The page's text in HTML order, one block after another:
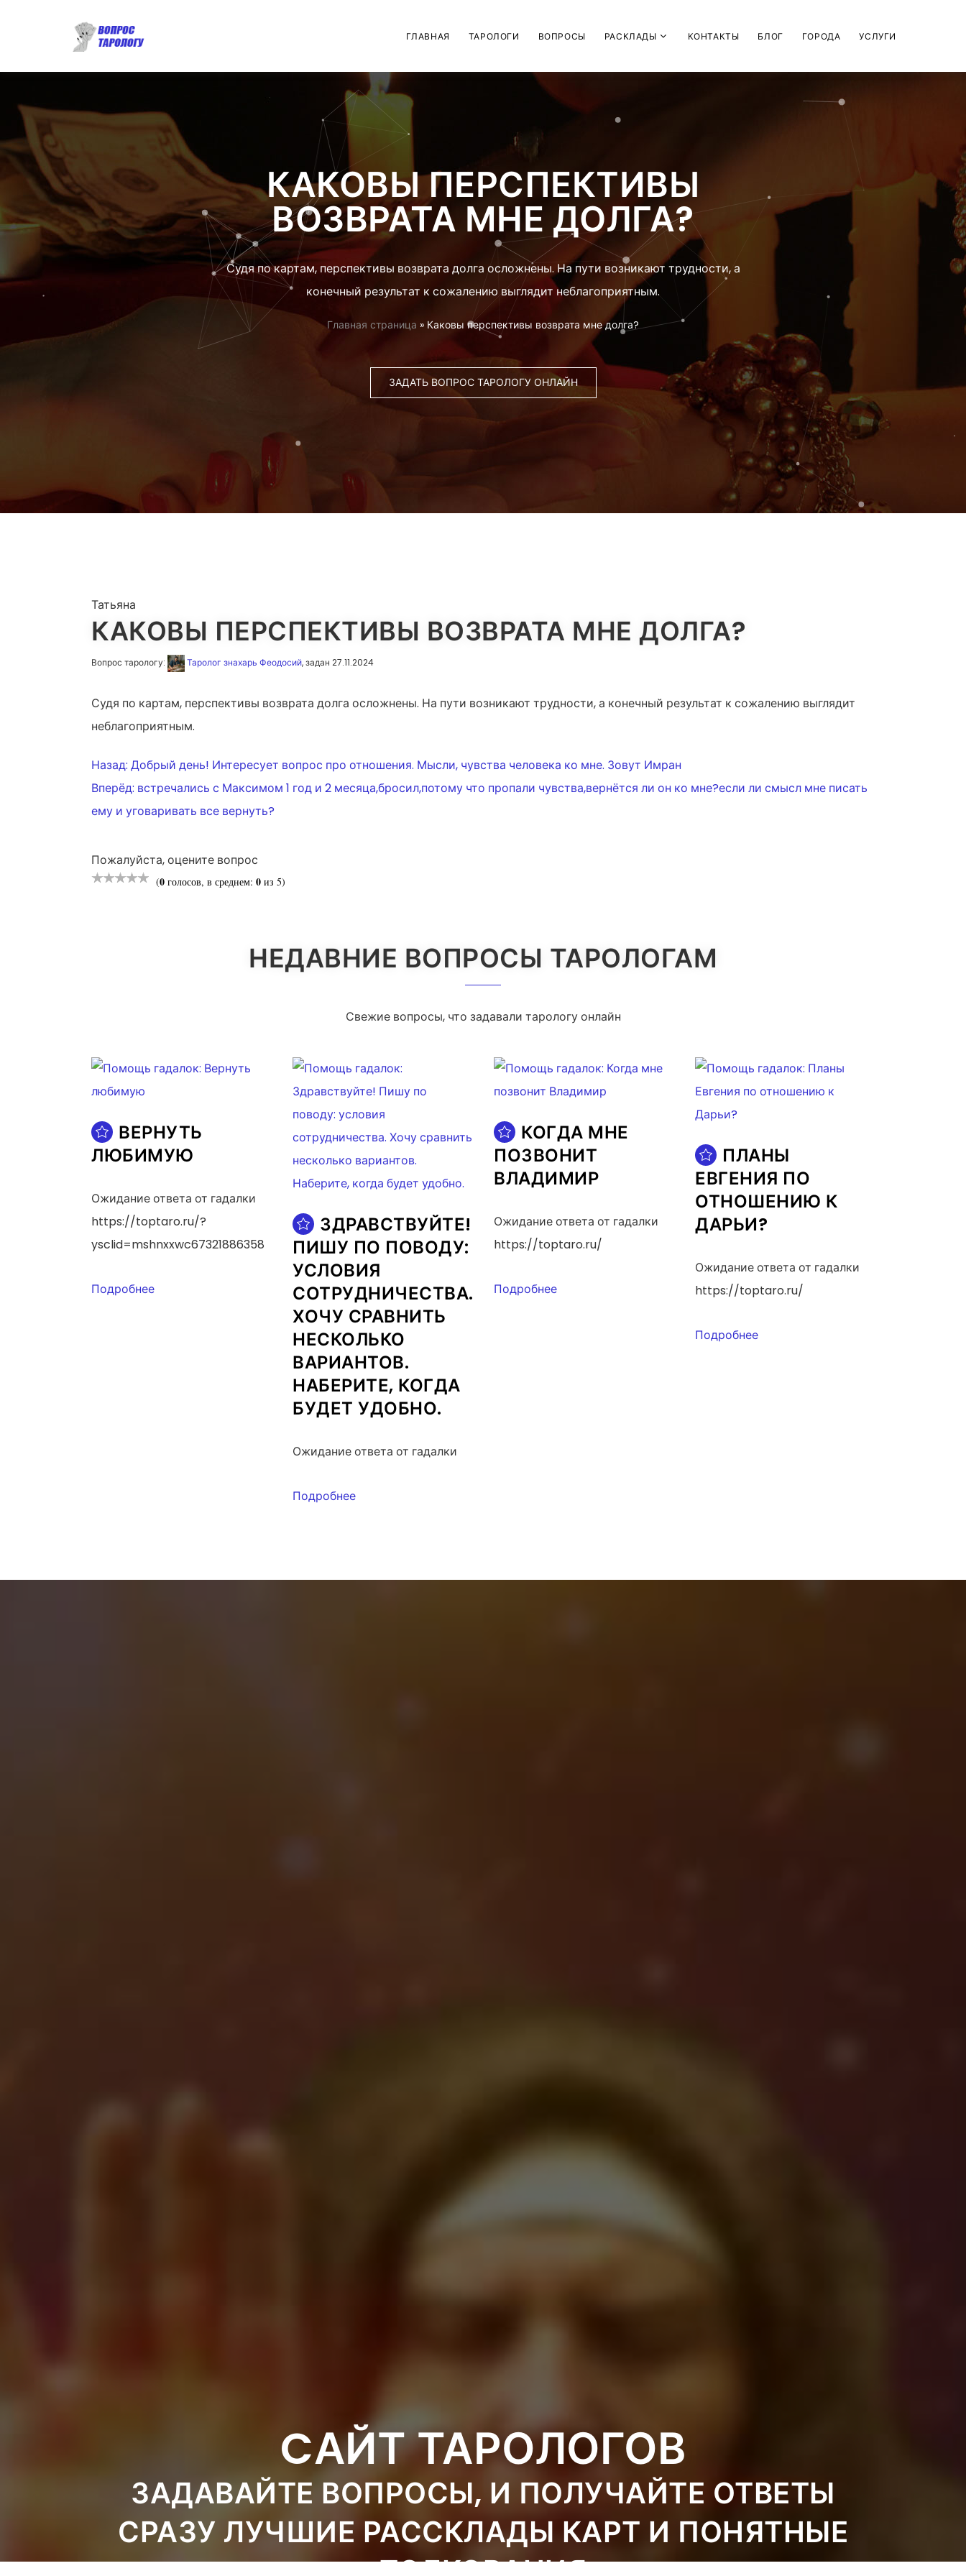
ГЛАВНАЯ ТАРОЛОГИ ВОПРОСЫ РАСКЛАДЫ КОНТАКТЫ БЛОГ ГОРОДА УСЛУГИ
КАКОВЫ ПЕРСПЕКТИВЫ
ВОЗВРАТА МНЕ ДОЛГА?
Судя по картам, перспективы возврата долга осложнены. На пути возникают трудности, а
конечный результат к сожалению выглядит неблагоприятным.
Главная страница » Каковы перспективы возврата мне долга?
ЗАДАТЬ ВОПРОС ТАРОЛОГУ ОНЛАЙН
Татьяна
КАКОВЫ ПЕРСПЕКТИВЫ ВОЗВРАТА МНЕ ДОЛГА?
Вопрос тарологу: Таролог знахарь Феодосий, задан 27.11.2024
Судя по картам, перспективы возврата долга осложнены. На пути возникают трудности, а конечный результат к сожалению выглядит
неблагоприятным.
НАВИГАЦИЯ
ПО
ЗАПИСЯМ
Назад: Добрый день! Интересует вопрос про отношения. Мысли, чувства человека ко мне. Зовут Имран
Вперёд: встречались с Максимом 1 год и 2 месяца,бросил,потому что пропали чувства,вернётся ли он ко мне?если ли смысл мне писать
ему и уговаривать все вернуть?
Пожалуйста, оцените вопрос
(0 голосов, в среднем: 0 из 5)
НЕДАВНИЕ ВОПРОСЫ ТАРОЛОГАМ
Свежие вопросы, что задавали тарологу онлайн
ВЕРНУТЬ
ЛЮБИМУЮ
Ожидание ответа от гадалки
https://toptaro.ru/?
ysclid=mshnxxwc67321886358
Подробнее
ЗДРАВСТВУЙТЕ!
ПИШУ ПО ПОВОДУ:
УСЛОВИЯ
СОТРУДНИЧЕСТВА.
ХОЧУ СРАВНИТЬ
НЕСКОЛЬКО
ВАРИАНТОВ.
НАБЕРИТЕ, КОГДА
БУДЕТ УДОБНО.
Ожидание ответа от гадалки
Подробнее
КОГДА МНЕ
ПОЗВОНИТ
ВЛАДИМИР
Ожидание ответа от гадалки
https://toptaro.ru/
Подробнее
ПЛАНЫ
ЕВГЕНИЯ ПО
ОТНОШЕНИЮ К
ДАРЬИ?
Ожидание ответа от гадалки
https://toptaro.ru/
Подробнее
CАЙТ ТАРОЛОГОВ
ЗАДАВАЙТЕ ВОПРОСЫ, И ПОЛУЧАЙТЕ ОТВЕТЫ
СРАЗУ ЛУЧШИЕ РАССКЛАДЫ КАРТ И ПОНЯТНЫЕ